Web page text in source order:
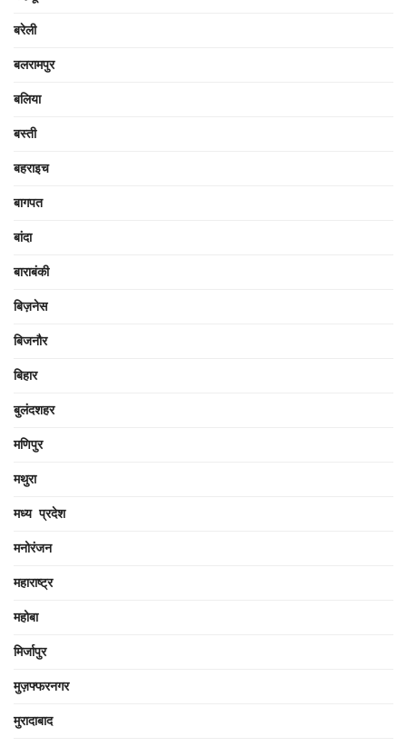
बरेली
बलरामपुर
बलिया
बस्ती
बहराइच
बागपत
बांदा
बाराबंकी
बिज़नेस
बिजनौर
बिहार
बुलंदशहर
मणिपुर
मथुरा
मध्य प्रदेश
मनोरंजन
महाराष्ट्र
महोबा
मिर्जापुर
मुज़फ्फरनगर
मुरादाबाद